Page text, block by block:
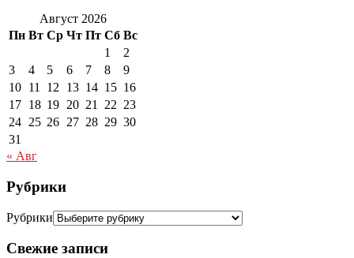
Август 2026
Пн Вт Ср Чт Пт Сб Вс
1
2
3
4 5 6 7 8
9
10 11 12 13 14 15 16
17 18 19 20 21 22 23
24 25 26 27 28 29 30
31
« Авг
Рубрики
Рубрики
Свежие записи